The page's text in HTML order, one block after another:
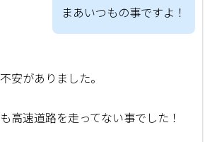
まあいつもの事ですよ！
安がありました。
高速道路を走ってない事でした！